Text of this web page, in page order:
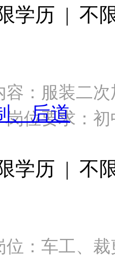
学历 | 不
容：服装二
岗位要求：
、后道
学历 | 不
位：车工、